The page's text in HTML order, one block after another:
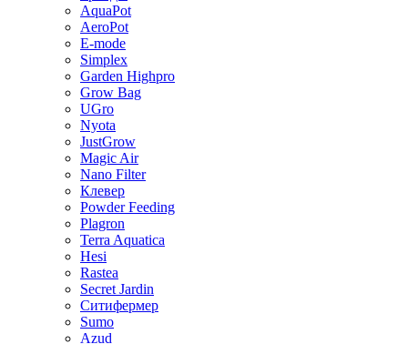
AquaPot
AeroPot
E-mode
Simplex
Garden Highpro
Grow Bag
UGro
Nyota
JustGrow
Magic Air
Nano Filter
Клевер
Powder Feeding
Plagron
Terra Aquatica
Hesi
Rastea
Secret Jardin
Ситифермер
Sumo
Azud